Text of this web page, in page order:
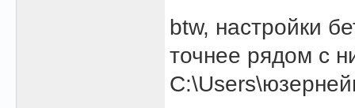
btw, настройки
точнее рядом с